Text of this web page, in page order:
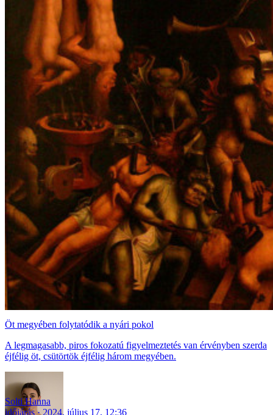
Öt megyében folytatódik a nyári pokol
A legmagasabb, piros fokozatú figyelmeztetés van érvényben szerda
éjfélig öt, csütörtök éjfélig három megyében.
Solti Hanna
időjárás
2024. július 17. 12:36